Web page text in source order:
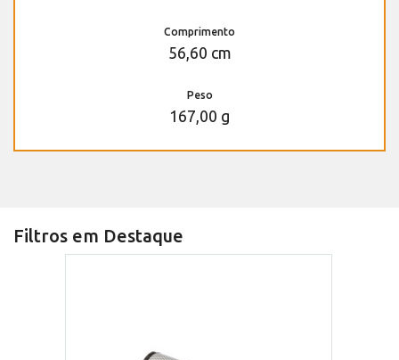
Comprimento
56,60 cm
Peso
167,00 g
Filtros em Destaque